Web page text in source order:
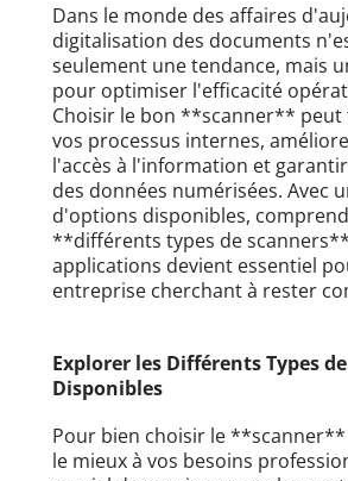
Dans le monde des affaires
digitalisation des documents
seulement une tendance, mais
pour optimiser l'efficacité
Choisir le bon **scanner**
vos processus internes,
l'accès à l'information et
des données numérisées. Avec
d'options disponibles,
**différents types de
applications devient essentiel
entreprise cherchant à rester
Explorer les Différents Types
Disponibles
Pour bien choisir le
le mieux à vos besoins